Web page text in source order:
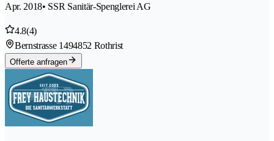
Apr. 2018• SSR Sanitär-Spenglerei AG
4.8(4)
Bernstrasse 1494852 Rothrist
Offerte anfragen